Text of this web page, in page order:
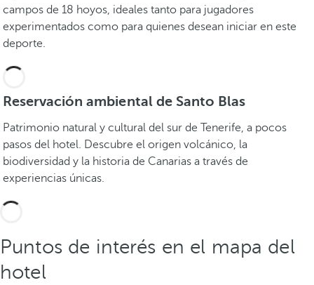
campos de 18 hoyos, ideales tanto para jugadores
experimentados como para quienes desean iniciar en este
deporte.
Reservación ambiental de Santo Blas
Patrimonio natural y cultural del sur de Tenerife, a pocos
pasos del hotel. Descubre el origen volcánico, la
biodiversidad y la historia de Canarias a través de
experiencias únicas.
Puntos de interés en el mapa del
hotel